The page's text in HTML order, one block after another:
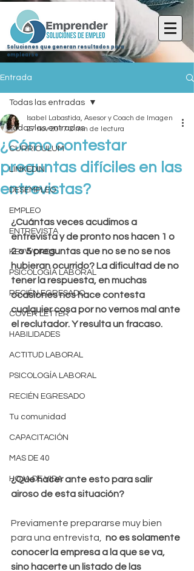
Soluciones que generan resultados para
emplearse
Entrada
Todas las entradas
CURRICULUM
LINKEDIN
DESEMPLEO
EMPLEO
ENTREVISTA
KEYWORDS
PSICOLOGÍA LABORAL
RECIÉN EGRESADO
COVER LETTER
HABILIDADES
ACTITUD LABORAL
PSICOLOGÍA LABORAL
RECIÉN EGRESADO
Tu comunidad
CAPACITACIÓN
MAS DE 40
HOJA DE VIDA
Todas las entradas
¿Cómo contestar
preguntas difíciles en las
entrevistas?
Isabel Labastida, Asesor y Coach de Imagen
27 nov 2017 2 min de lectura
¿Cuántas veces acudimos a
entrevista y de pronto nos hacen 1 o
2 o 5 preguntas que no se no se nos
hubieran ocurrido? La dificultad de no
tener la respuesta, en muchas
ocasiones nos hace contesta
cualquier cosa por no vernos mal ante
el reclutador. Y resulta un fracaso.
¿Que hacer ante esto para salir
airoso de esta situación?
Previamente prepararse muy bien
para una entrevista, no es solamente
conocer la empresa a la que se va,
sino hacerte un listado de las